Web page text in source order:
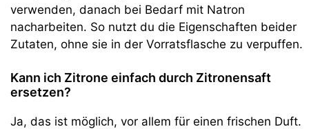
verwenden, danach bei Bedarf mit Natron
nacharbeiten. So nutzt du die Eigenschaften beider
Zutaten, ohne sie in der Vorratsflasche zu verpuffen.
Kann ich Zitrone einfach durch Zitronensaft
ersetzen?
Ja, das ist möglich, vor allem für einen frischen Duft.